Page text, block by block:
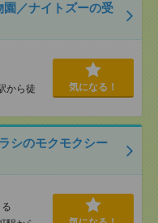
／ナイトズーの受
から徒
気になる！
シのモクモクシー